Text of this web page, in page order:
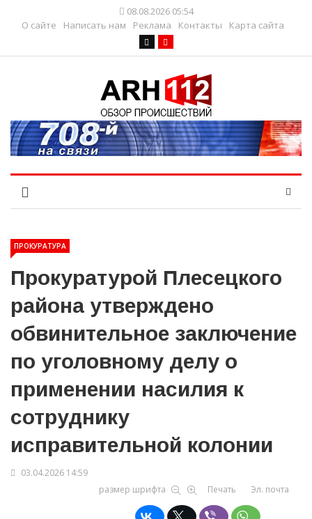
08.08.2026 05:54
О сайте
Написать нам Реклама Контакты Карта сайта
ПРОКУРАТУРА
Прокуратурой Плесецкого
района утверждено
обвинительное заключение
по уголовному делу о
применении насилия к
сотруднику
исправительной колонии
03.04.2026 14:59
размер шрифта
Печать Эл. почта